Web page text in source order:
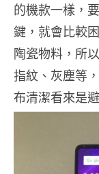
的機款一樣，
鍵，就會比較
陶瓷物料，所
指紋、灰塵等
布清潔看來是